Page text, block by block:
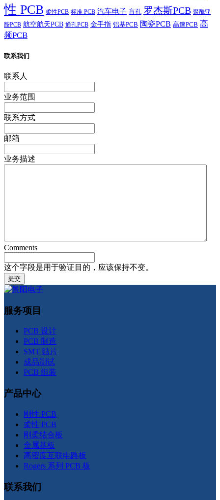
性 PCB 柔性PCB 标准 PCB 汽车电子 盲孔 罗杰斯PCB 聚酰亚
胺PCB 航空航天PCB 通孔PCB 金手指 铝基PCB 陶瓷PCB 高速PCB 高
频PCB
联系我们
联系人
业务范围
联系方式
邮箱
业务描述
Comments
这个字段是用于验证目的，应该保持不变。
服务项目
PCB 设计
PCB 制造
SMT 贴片
成品测试
PCB 组装
产品中心
刚性 PCB
柔性 PCB
刚柔结合板
金属基板
高密度互联电路板
Rogers 系列 PCB 板
联系我们